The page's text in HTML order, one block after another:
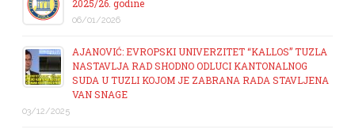
2025/26. godine
06/01/2026
AJANOVIĆ: EVROPSKI UNIVERZITET “KALLOS” TUZLA
NASTAVLJA RAD SHODNO ODLUCI KANTONALNOG
SUDA U TUZLI KOJOM JE ZABRANA RADA STAVLJENA
VAN SNAGE
03/12/2025